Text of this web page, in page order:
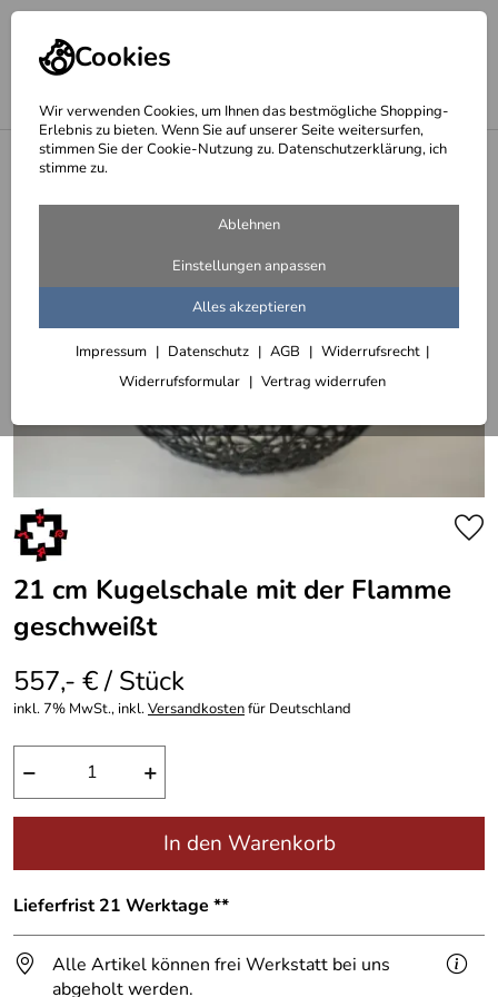
Cookies
Wir verwenden Cookies, um Ihnen das bestmögliche Shopping-
Erlebnis zu bieten. Wenn Sie auf unserer Seite weitersurfen,
stimmen Sie der Cookie-Nutzung zu. Datenschutzerklärung, ich
stimme zu.
Ablehnen
Einstellungen anpassen
Alles akzeptieren
Impressum Datenschutz AGB
Widerrufsrecht
Widerrufsformular
Vertrag widerrufen
Kugelschalen
21 cm Kugelschale mit der Flamme
geschweißt
557,- € / Stück
inkl. 7% MwSt., inkl.Versandkostenfür Deutschland
− +
In den Warenkorb
Lieferfrist 21 Werktage **
Alle Artikel können frei Werkstatt bei uns
abgeholt werden.